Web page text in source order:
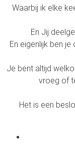
Waarbij ik elke
En Jij
En eigenlijk ben
Je bent altijd
vroeg of
Het is een